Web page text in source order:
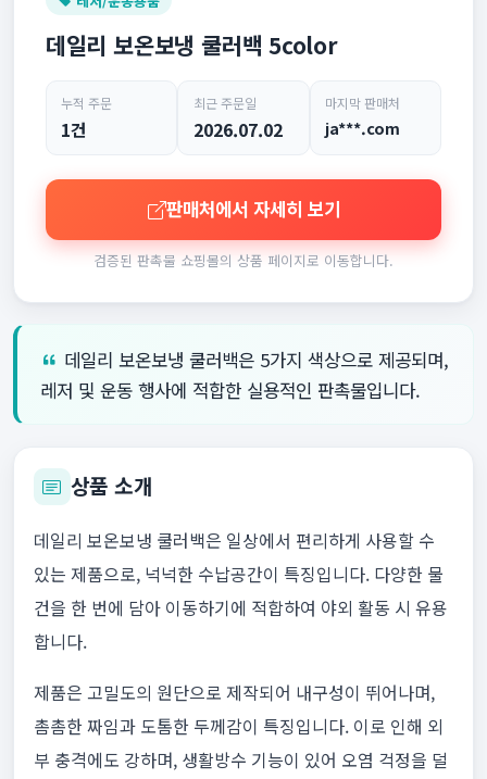
데일리 보온보냉 쿨러백 5color
누적 주문
1건
최근 주문일
2026.07.02
마지막 판매처
ja***.com
판매처에서 자세히 보기
검증된 판촉물 쇼핑몰의 상품 페이지로 이동합니다.
데일리 보온보냉 쿨러백은 5가지 색상으로 제공되며,
레저 및 운동 행사에 적합한 실용적인 판촉물입니다.
상품 소개
데일리 보온보냉 쿨러백은 일상에서 편리하게 사용할 수
있는 제품으로, 넉넉한 수납공간이 특징입니다. 다양한 물
건을 한 번에 담아 이동하기에 적합하여 야외 활동 시 유용
합니다.
제품은 고밀도의 원단으로 제작되어 내구성이 뛰어나며,
촘촘한 짜임과 도톰한 두께감이 특징입니다. 이로 인해 외
부 충격에도 강하며, 생활방수 기능이 있어 오염 걱정을 덜